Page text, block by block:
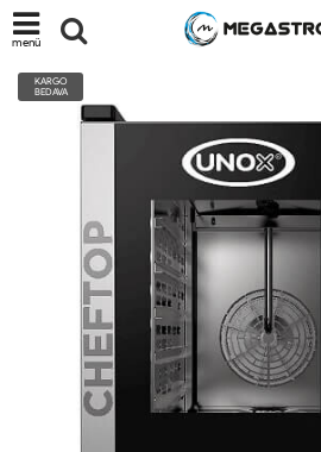
menü
KARGO
BEDAVA